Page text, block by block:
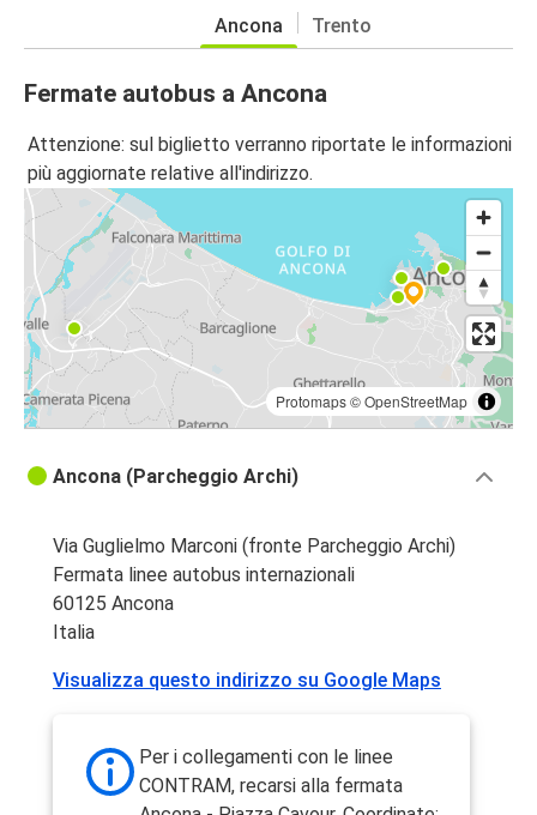
Ancona Trento
Fermate autobus a Ancona
Attenzione: sul biglietto verranno riportate le informazioni
più aggiornate relative all'indirizzo.
Protomaps©OpenStreetMap
Ancona (Parcheggio Archi)
Via Guglielmo Marconi (fronte Parcheggio Archi)
Fermata linee autobus internazionali
60125 Ancona
Italia
Visualizza questo indirizzo su Google Maps
Per i collegamenti con le linee
CONTRAM, recarsi alla fermata